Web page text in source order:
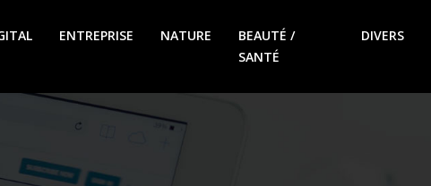
ENTREPRISE NATURE
BEAUTÉ /
SANTÉ
DIVERS